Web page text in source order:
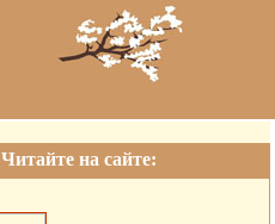
Читайте на сайте: